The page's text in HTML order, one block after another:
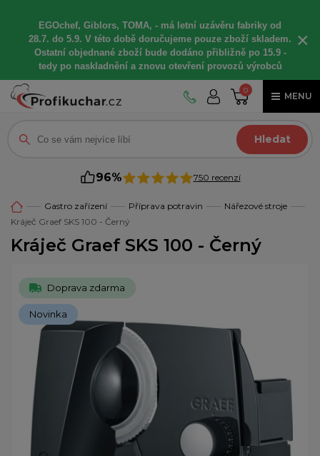
EGOchef, Giblors, TOMA, - má letní uzávěru fabriky od
28.7. do 5.9. V této době doručujeme pouze zboží skladem.
Ostatní objednané zboží bude dodáno přibližně po 15.9 -
tedy po naskladnění a znovu otevření provozů výrobců
×
0
MENU
Hledat
96% 750 recenzí
Gastro zařízení Příprava potravin
Nářezové stroje
Kráječ Graef SKS 100 - Černý
Kráječ Graef SKS 100 - Černý
Doprava zdarma
Novinka